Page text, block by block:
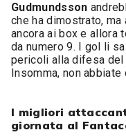
Gudmundsson
che ha dimostrato,
ancora ai box e allora
da numero 9. I gol li
pericoli alla difesa del
Insomma, non
I migliori
giornata al